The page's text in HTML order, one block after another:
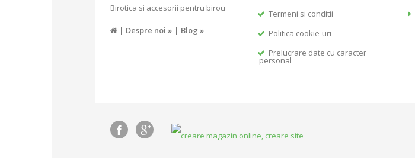
Birotica si accesorii pentru birou
| Despre noi » | Blog »
Termeni si conditii
Politica cookie-uri
Prelucrare date cu caracter
personal